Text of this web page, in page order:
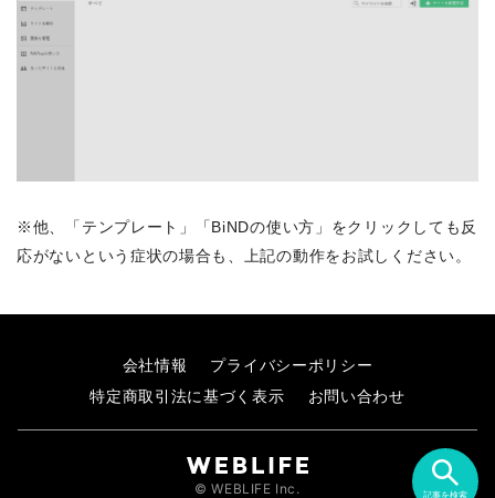
※他、「テンプレート」「BiNDの使い方」をクリックしても反
応がないという症状の場合も、上記の動作をお試しください。
会社情報
プライバシーポリシー
特定商取引法に基づく表示
お問い合わせ
© WEBLIFE Inc.